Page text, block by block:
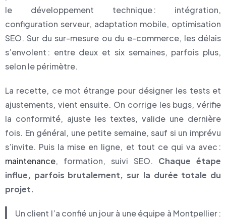
le développement technique : intégration,
configuration serveur, adaptation mobile, optimisation
SEO. Sur du sur-mesure ou du e-commerce, les délais
s’envolent : entre deux et six semaines, parfois plus,
selon le périmètre.
La recette, ce mot étrange pour désigner les tests et
ajustements, vient ensuite. On corrige les bugs, vérifie
la conformité, ajuste les textes, valide une dernière
fois. En général, une petite semaine, sauf si un imprévu
s’invite. Puis la mise en ligne, et tout ce qui va avec :
maintenance, formation, suivi SEO. Chaque étape
influe, parfois brutalement, sur la durée totale du
projet.
Un client l’a confié un jour à une équipe à Montpellier :